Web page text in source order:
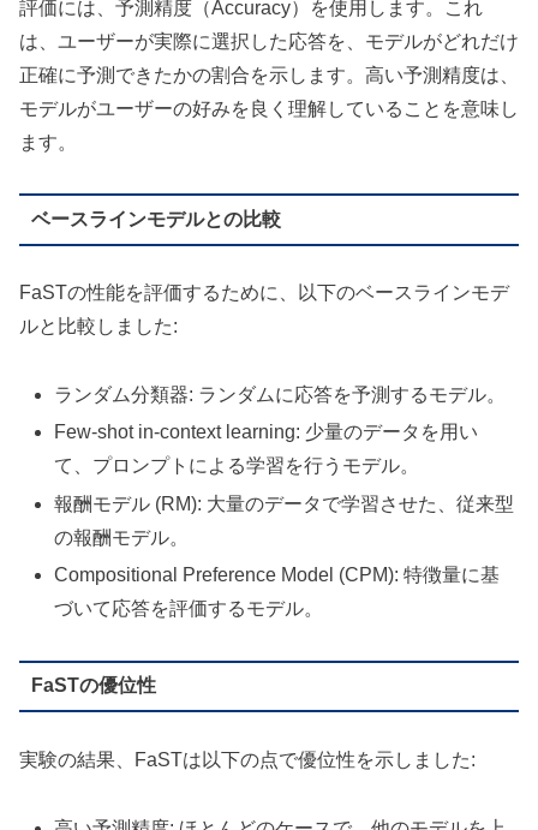
評価には、予測精度（Accuracy）を使用します。これ
は、ユーザーが実際に選択した応答を、モデルがどれだけ
正確に予測できたかの割合を示します。高い予測精度は、
モデルがユーザーの好みを良く理解していることを意味し
ます。
ベースラインモデルとの比較
FaSTの性能を評価するために、以下のベースラインモデ
ルと比較しました:
ランダム分類器: ランダムに応答を予測するモデル。
Few-shot in-context learning: 少量のデータを用い
て、プロンプトによる学習を行うモデル。
報酬モデル (RM): 大量のデータで学習させた、従来型
の報酬モデル。
Compositional Preference Model (CPM): 特徴量に基
づいて応答を評価するモデル。
FaSTの優位性
実験の結果、FaSTは以下の点で優位性を示しました: